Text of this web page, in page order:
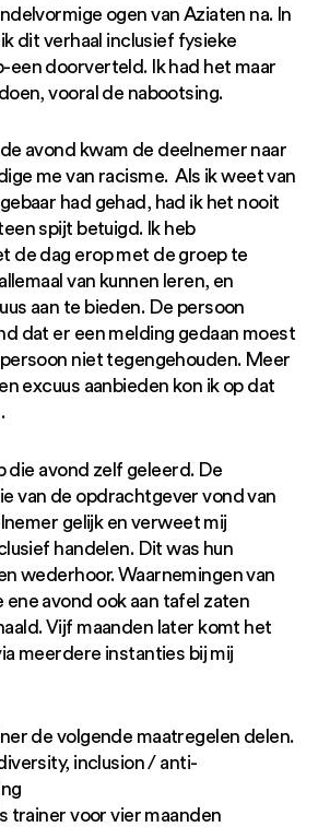
ogen van Aziaten na. In
dit verhaal inclusief fysieke
een doorverteld. Ik had het maar
vooral de nabootsing.
avond kwam de deelnemer naar
me van racisme. Als ik weet van
had gehad, had ik het nooit
spijt betuigd. Ik heb
de dag erop met de groep te
van kunnen leren, en
aan te bieden. De persoon
dat er een melding gedaan moest
niet tegengehouden. Meer
excuus aanbieden kon ik op dat
die avond zelf geleerd. De
van de opdrachtgever vond van
gelijk en verweet mij
handelen. Dit was hun
wederhoor. Waarnemingen van
avond ook aan tafel zaten
Vijf maanden later komt het
meerdere instanties bij mij
de volgende maatregelen delen.
inclusion / anti-
trainer voor vier maanden